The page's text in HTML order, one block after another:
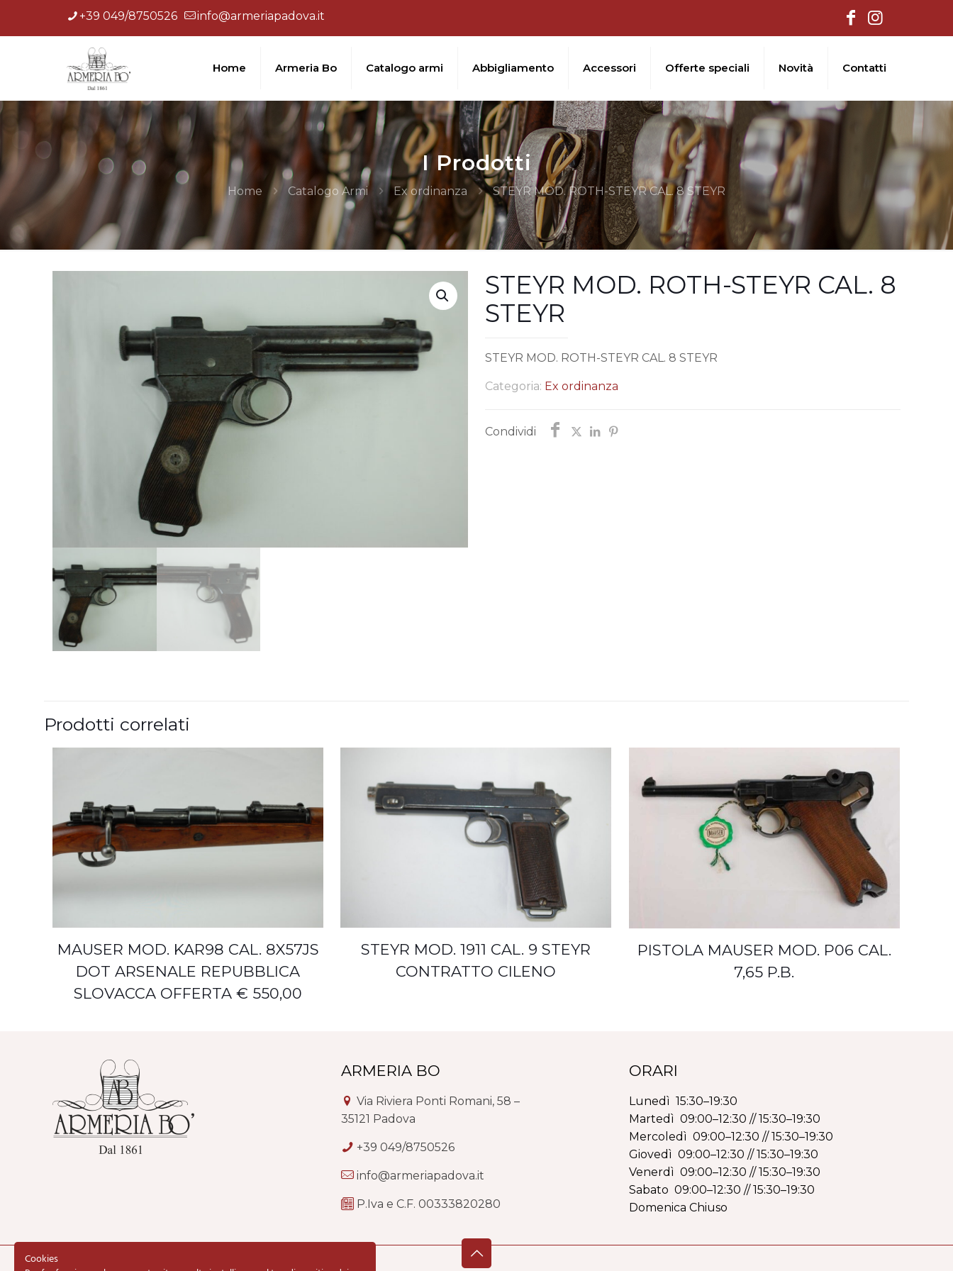
+39 049/8750526 info@armeriapadova.it
Home Armeria Bo Catalogo armi Abbigliamento Accessori Offerte speciali Novità Contatti
I Prodotti
Home Catalogo Armi Ex ordinanza STEYR MOD. ROTH-STEYR CAL. 8 STEYR
STEYR MOD. ROTH-STEYR CAL. 8
STEYR
STEYR MOD. ROTH-STEYR CAL. 8 STEYR
Categoria: Ex ordinanza
Condividi
Prodotti correlati
MAUSER MOD. KAR98 CAL. 8X57JS
DOT ARSENALE REPUBBLICA
SLOVACCA OFFERTA € 550,00
STEYR MOD. 1911 CAL. 9 STEYR
CONTRATTO CILENO
PISTOLA MAUSER MOD. P06 CAL.
7,65 P.B.
ARMERIA BO
Via Riviera Ponti Romani, 58 –
35121 Padova
+39 049/8750526
info@armeriapadova.it
P.Iva e C.F. 00333820280
ORARI
Lunedì 15:30–19:30
Martedì 09:00–12:30 // 15:30–19:30
Mercoledì 09:00–12:30 // 15:30–19:30
Giovedì 09:00–12:30 // 15:30–19:30
Venerdì 09:00–12:30 // 15:30–19:30
Sabato 09:00–12:30 // 15:30–19:30
Domenica Chiuso
Cookies